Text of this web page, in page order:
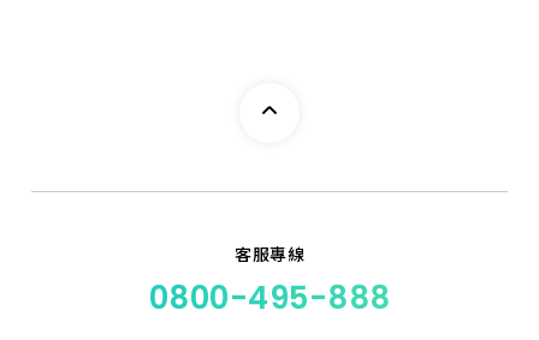
客服專線
0800-495-888